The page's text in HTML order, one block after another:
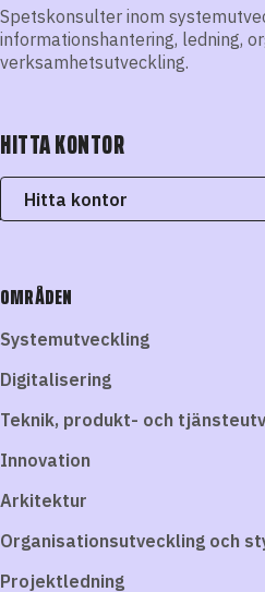
Spetskonsulter inom
informationshantering, ledning,
verksamhetsutveckling.
HITTA KONTOR
Hitta kontor
OMRÅDEN
Systemutveckling
Digitalisering
Teknik, produkt- och
Innovation
Arkitektur
Organisationsutveckling och
Projektledning